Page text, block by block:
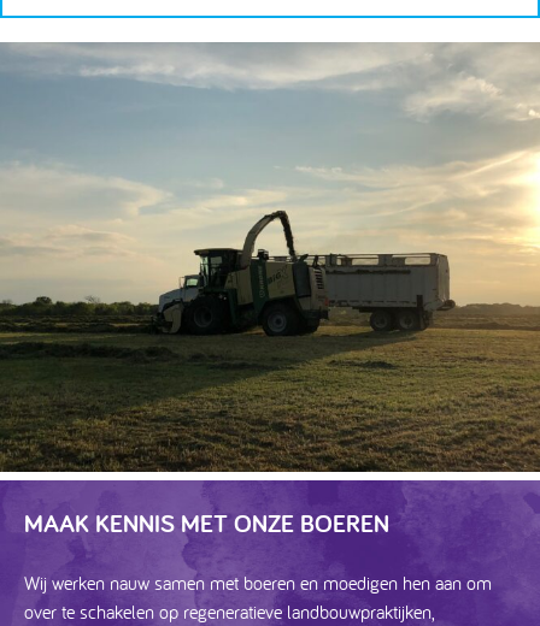
MAAK KENNIS MET ONZE BOEREN
Wij werken nauw samen met boeren en moedigen hen aan om
over te schakelen op regeneratieve landbouwpraktijken,